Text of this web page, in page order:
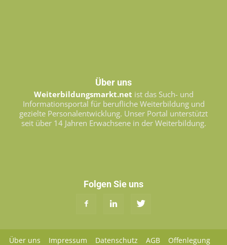
Über uns
Weiterbildungsmarkt.net ist das Such- und
Informationsportal für berufliche Weiterbildung und
gezielte Personalentwicklung. Unser Portal unterstützt
seit über 14 Jahren Erwachsene in der Weiterbildung.
Folgen Sie uns
Über uns Impressum Datenschutz AGB Offenlegung